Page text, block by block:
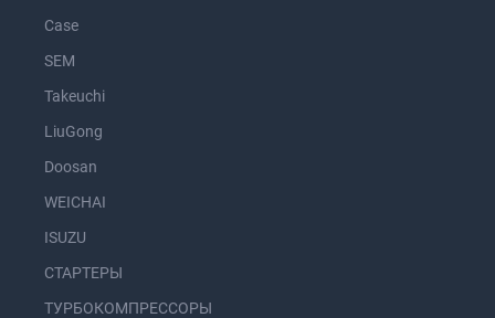
Case
SEM
Takeuchi
LiuGong
Doosan
WEICHAI
ISUZU
СТАРТЕРЫ
ТУРБОКОМПРЕССОРЫ